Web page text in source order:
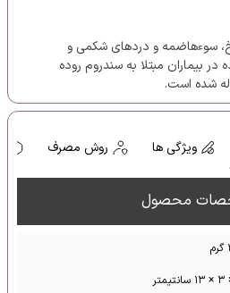
سوءهاضمه و دردهای شکمی و
بیماران مبتلا به سندروم روده
شده است.
ویژگی ها روش مصرف
محصول